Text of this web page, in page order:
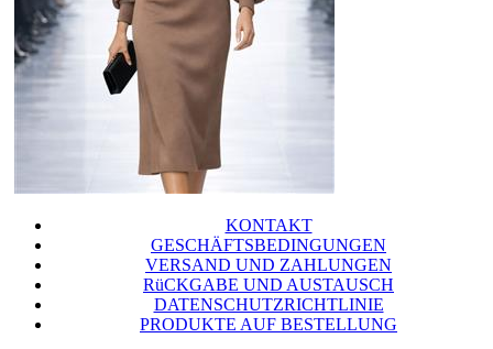
KONTAKT
GESCHÄFTSBEDINGUNGEN
VERSAND UND ZAHLUNGEN
RüCKGABE UND AUSTAUSCH
DATENSCHUTZRICHTLINIE
PRODUKTE AUF BESTELLUNG